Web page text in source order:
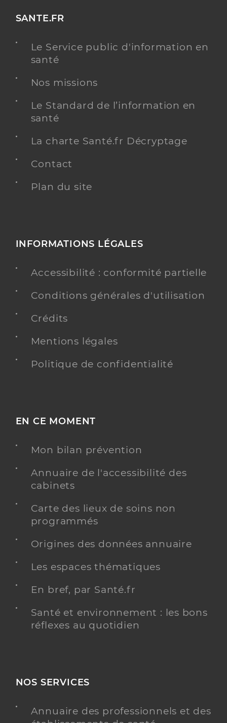
SANTE.FR
Le Service public d'information en
santé
Nos missions
Le Standard de l’information en
santé
La charte Santé.fr Décryptage
Contact
Plan du site
INFORMATIONS LÉGALES
Accessibilité : conformité partielle
Conditions générales d'utilisation
Crédits
Mentions légales
Politique de confidentialité
EN CE MOMENT
Mon bilan prévention
Annuaire de l'accessibilité des
cabinets
Carte des lieux de soins non
programmés
Origines des données annuaire
Les espaces thématiques
En bref, par Santé.fr
Santé et environnement : les bons
réflexes au quotidien
NOS SERVICES
Annuaire des professionnels et des